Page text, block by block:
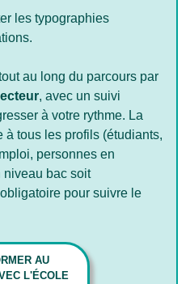
les typographies
au long du parcours par
, avec un suivi
à votre rythme. La
à tous les profils (étudiants,
personnes en
niveau bac soit
pour suivre le
AU
L'ÉCOLE